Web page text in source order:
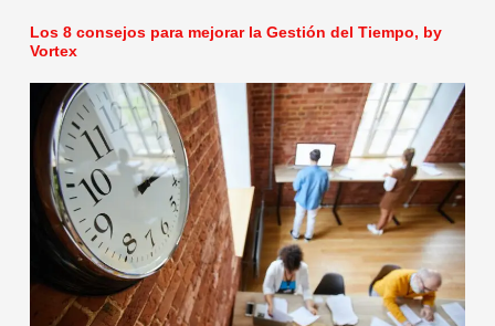
Los 8 consejos para mejorar la Gestión del Tiempo, by
Vortex